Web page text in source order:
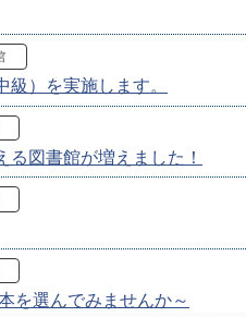
）を実施します。
図書館が増えました！
を選んでみませんか～